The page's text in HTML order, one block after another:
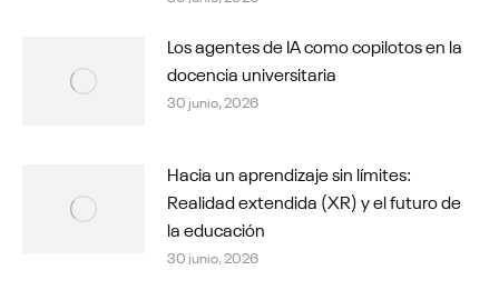
Los agentes de IA como copilotos en la
docencia universitaria
30 junio, 2026
Hacia un aprendizaje sin límites:
Realidad extendida (XR) y el futuro de
la educación
30 junio, 2026